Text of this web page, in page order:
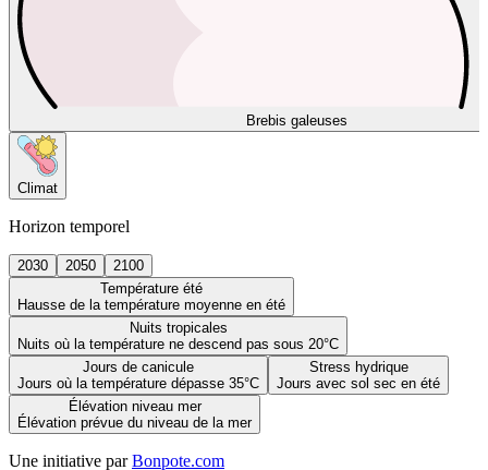
Brebis galeuses
Climat
Horizon temporel
2030 2050
2100
Température été
Hausse de la température moyenne en été
Nuits tropicales
Nuits où la température ne descend pas sous 20°C
Jours de canicule
Jours où la température dépasse 35°C
Stress hydrique
Jours avec sol sec en été
Élévation niveau mer
Élévation prévue du niveau de la mer
Une initiative par Bonpote.com